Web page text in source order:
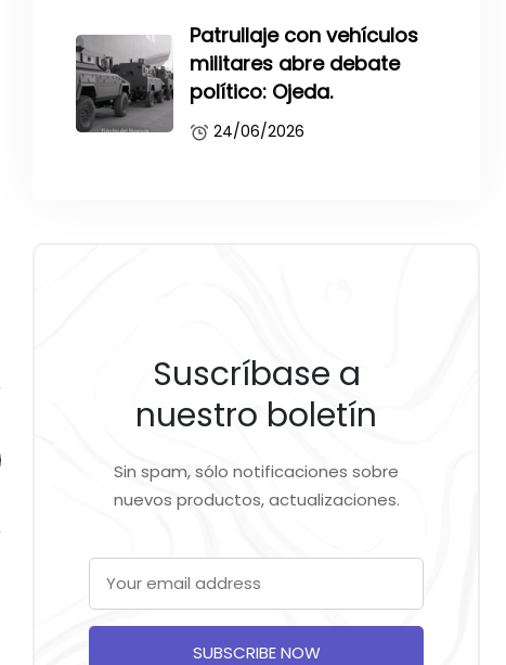
Patrullaje con vehículos
militares abre debate
político: Ojeda.
24/06/2026
Suscríbase a
nuestro boletín
Sin spam, sólo notificaciones sobre
nuevos productos, actualizaciones.
SUBSCRIBE NOW